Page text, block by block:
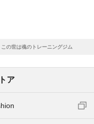
の世は魂のトレーニングジム
ア